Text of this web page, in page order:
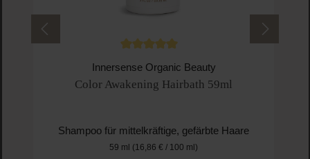
Innersense Organic Beauty
Color Awakening Hairbath 59ml
Shampoo für mittelkräftige, gefärbte Haare
59 ml (16,86 € / 100 ml)